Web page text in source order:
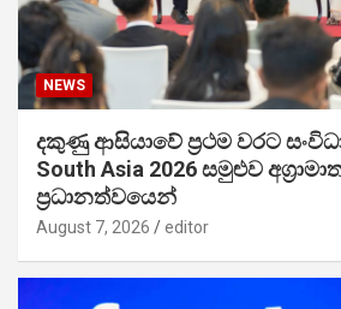
NEWS
දකුණු ආසියාවේ ප්‍රථම වරට
South Asia 2026 සමුළුව
ප්‍රධානත්වයෙන්
August 7, 2026 editor